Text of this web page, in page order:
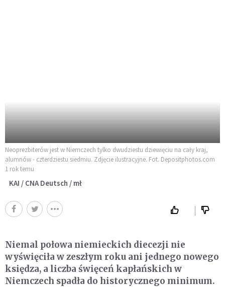
Neoprezbiterów jest w Niemczech tylko dwudziestu dziewięciu na cały kraj,
alumnów - czterdziestu siedmiu. Zdjęcie ilustracyjne. Fot. Depositphotos.com
1 rok temu
KAI / CNA Deutsch / mł
Niemal połowa niemieckich diecezji nie
wyświęciła w zeszłym roku ani jednego nowego
księdza, a liczba święceń kapłańskich w
Niemczech spadła do historycznego minimum.